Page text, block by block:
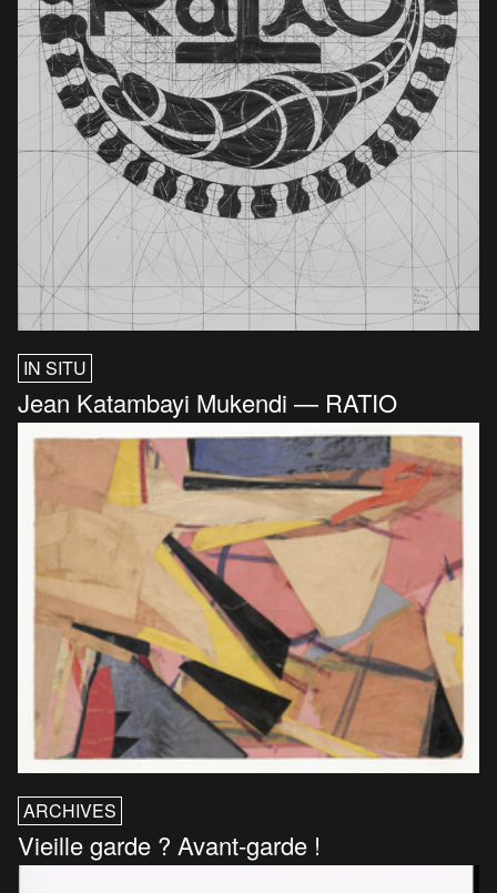
IN SITU
Jean Katambayi Mukendi — RATIO
ARCHIVES
Vieille garde ? Avant-garde !